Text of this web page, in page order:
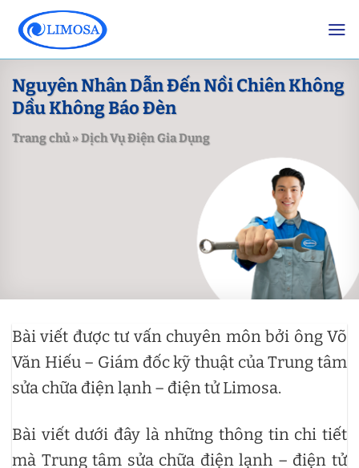
content
Nguyên Nhân Dẫn Đến Nồi Chiên Không
Dầu Không Báo Đèn
Trang chủ»Dịch Vụ Điện Gia Dụng
Bài viết được tư vấn chuyên môn bởi ông Võ
Văn Hiếu – Giám đốc kỹ thuật của Trung tâm
sửa chữa điện lạnh – điện tử Limosa.
Bài viết dưới đây là những thông tin chi tiết
mà Trung tâm sửa chữa điện lạnh – điện tử